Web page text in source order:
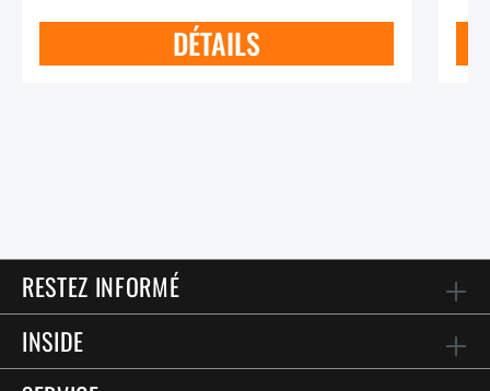
DÉTAILS
RESTEZ INFORMÉ
INSIDE